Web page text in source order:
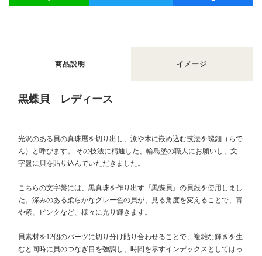
商品説明 イメージ
黒蝶貝 レディース
光沢のある貝の真珠層を切り出し、漆や木に嵌め込む技法を螺鈿（らで
ん）と呼びます。 その技法に精通した、輪島塗の職人にお願いし、文
字盤に貝を貼り込んでいただきました。
こちらの文字盤には、黒真珠を作り出す『黒蝶貝』の貝殻を使用しまし
た。深みのある柔らかなグレー色の貝が、見る角度を変えることで、青
や紫、ピンクなど、様々に光り輝きます。
貝素材を12個のパーツに切り分け貼り合わせることで、複雑な輝きを生
むと同時に貝のつなぎ目を強調し、時間を示すインデックスとしてはっ